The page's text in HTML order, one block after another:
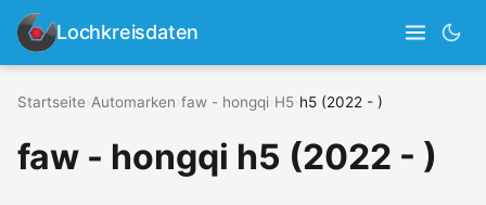
Lochkreisdaten
Startseite Automarken faw - hongqi H5 h5 (2022 - )
faw - hongqi h5 (2022 - )